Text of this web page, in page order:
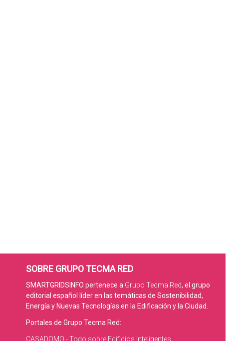
SOBRE GRUPO TECMA RED
SMARTGRIDSINFO pertenece a Grupo Tecma Red, el grupo
editorial español líder en las temáticas de Sostenibilidad,
Energía y Nuevas Tecnologías en la Edificación y la Ciudad.
Portales de Grupo Tecma Red:
CASADOMO - Todo sobre Edificios Inteligentes